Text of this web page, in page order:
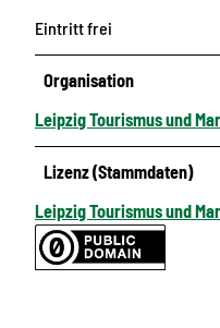
Eintritt frei
Organisation
Leipzig Tourismus und
Lizenz (Stammdaten)
Leipzig Tourismus und